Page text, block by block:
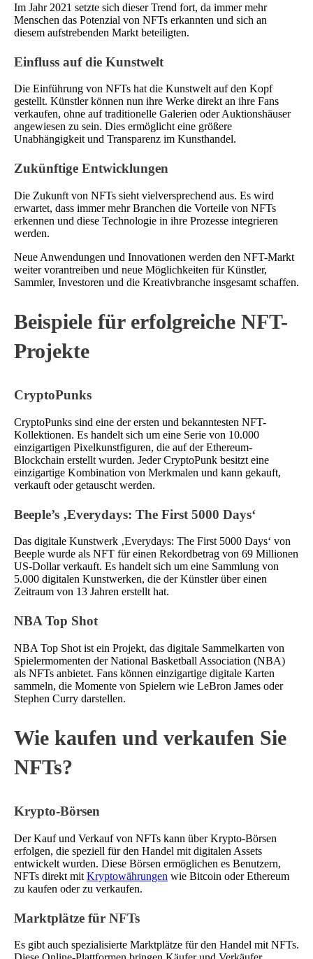
Im Jahr 2021 setzte sich dieser Trend fort, da immer mehr
Menschen das Potenzial von NFTs erkannten und sich an
diesem aufstrebenden Markt beteiligten.
Einfluss auf die Kunstwelt
Die Einführung von NFTs hat die Kunstwelt auf den Kopf
gestellt. Künstler können nun ihre Werke direkt an ihre Fans
verkaufen, ohne auf traditionelle Galerien oder Auktionshäuser
angewiesen zu sein. Dies ermöglicht eine größere
Unabhängigkeit und Transparenz im Kunsthandel.
Zukünftige Entwicklungen
Die Zukunft von NFTs sieht vielversprechend aus. Es wird
erwartet, dass immer mehr Branchen die Vorteile von NFTs
erkennen und diese Technologie in ihre Prozesse integrieren
werden.
Neue Anwendungen und Innovationen werden den NFT-Markt
weiter vorantreiben und neue Möglichkeiten für Künstler,
Sammler, Investoren und die Kreativbranche insgesamt schaffen.
Beispiele für erfolgreiche NFT-
Projekte
CryptoPunks
CryptoPunks sind eine der ersten und bekanntesten NFT-
Kollektionen. Es handelt sich um eine Serie von 10.000
einzigartigen Pixelkunstfiguren, die auf der Ethereum-
Blockchain erstellt wurden. Jeder CryptoPunk besitzt eine
einzigartige Kombination von Merkmalen und kann gekauft,
verkauft oder getauscht werden.
Beeple’s ‚Everydays: The First 5000 Days‘
Das digitale Kunstwerk ‚Everydays: The First 5000 Days‘ von
Beeple wurde als NFT für einen Rekordbetrag von 69 Millionen
US-Dollar verkauft. Es handelt sich um eine Sammlung von
5.000 digitalen Kunstwerken, die der Künstler über einen
Zeitraum von 13 Jahren erstellt hat.
NBA Top Shot
NBA Top Shot ist ein Projekt, das digitale Sammelkarten von
Spielermomenten der National Basketball Association (NBA)
als NFTs anbietet. Fans können einzigartige digitale Karten
sammeln, die Momente von Spielern wie LeBron James oder
Stephen Curry darstellen.
Wie kaufen und verkaufen Sie
NFTs?
Krypto-Börsen
Der Kauf und Verkauf von NFTs kann über Krypto-Börsen
erfolgen, die speziell für den Handel mit digitalen Assets
entwickelt wurden. Diese Börsen ermöglichen es Benutzern,
NFTs direkt mit Kryptowährungen wie Bitcoin oder Ethereum
zu kaufen oder zu verkaufen.
Marktplätze für NFTs
Es gibt auch spezialisierte Marktplätze für den Handel mit NFTs.